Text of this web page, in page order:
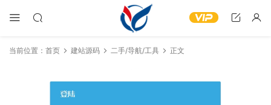
当前位置： 首页 建站源码 二手/导航/工具 正文